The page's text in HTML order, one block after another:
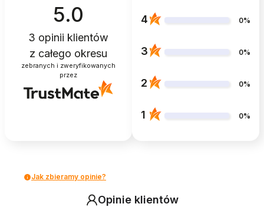
5.0
3 opinii klientów
z całego okresu
zebranych i zweryfikowanych
przez
4 0%
3 0%
2 0%
1 0%
Jak zbieramy opinie?
Opinie klientów